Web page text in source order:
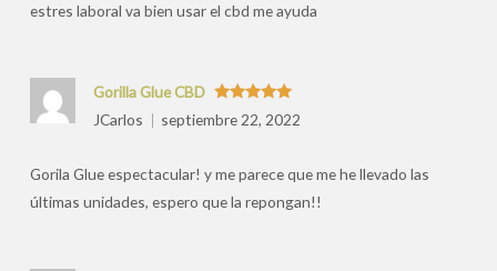
estres laboral va bien usar el cbd me ayuda
Valorado
con5de 5
Gorilla Glue CBD
JCarlos
septiembre 22, 2022
Gorila Glue espectacular! y me parece que me he llevado las
últimas unidades, espero que la repongan!!